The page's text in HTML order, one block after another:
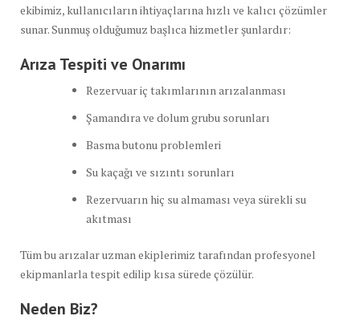
ekibimiz, kullanıcıların ihtiyaçlarına hızlı ve kalıcı çözümler
sunar. Sunmuş olduğumuz başlıca hizmetler şunlardır:
Arıza Tespiti ve Onarımı
Rezervuar iç takımlarının arızalanması
Şamandıra ve dolum grubu sorunları
Basma butonu problemleri
Su kaçağı ve sızıntı sorunları
Rezervuarın hiç su almaması veya sürekli su
akıtması
Tüm bu arızalar uzman ekiplerimiz tarafından profesyonel
ekipmanlarla tespit edilip kısa sürede çözülür.
Neden Biz?